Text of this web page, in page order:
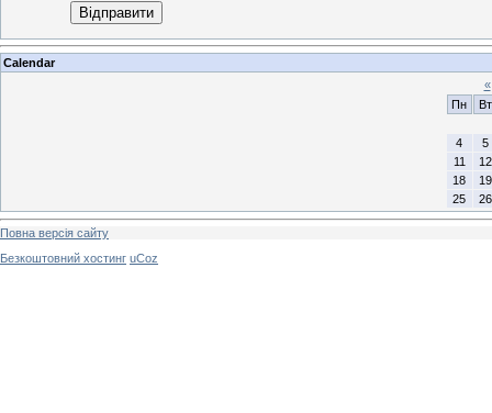
Відправити
Calendar
«
Пн
Вт
4
5
11
12
18
19
25
26
Повна версія сайту
Безкоштовний хостинг uCoz